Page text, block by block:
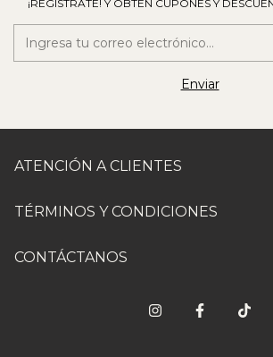
¡REGÍSTRATE! Y OBTÉN CUPONES Y
ATENCIÓN A CLIENTES
TÉRMINOS Y CONDICIONES
CONTÁCTANOS